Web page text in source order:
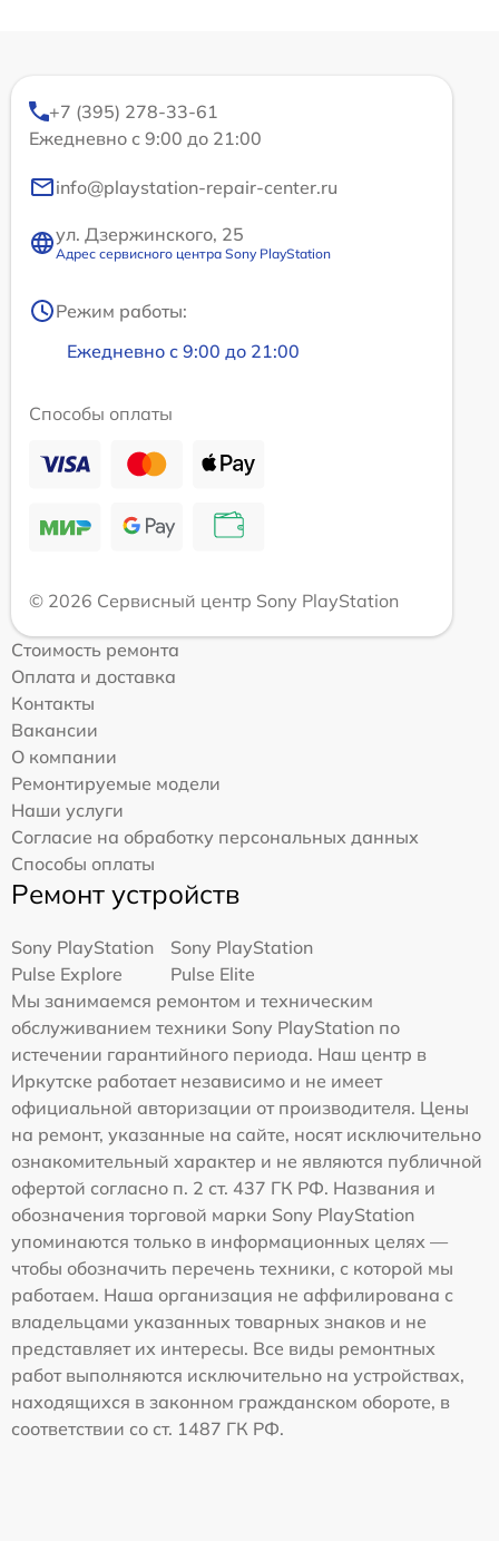
+7 (395) 278-33-61
Ежедневно с 9:00 до 21:00
info@playstation-repair-center.ru
ул. Дзержинского, 25
Адрес сервисного центра Sony PlayStation
Режим работы:
Ежедневно с 9:00 до 21:00
Способы оплаты
© 2026 Сервисный центр Sony PlayStation
Стоимость ремонта
Оплата и доставка
Контакты
Вакансии
О компании
Ремонтируемые модели
Наши услуги
Согласие на обработку персональных данных
Способы оплаты
Ремонт устройств
Sony PlayStation
Pulse Explore
Sony PlayStation
Pulse Elite
Мы занимаемся ремонтом и техническим
обслуживанием техники Sony PlayStation по
истечении гарантийного периода. Наш центр в
Иркутске работает независимо и не имеет
официальной авторизации от производителя. Цены
на ремонт, указанные на сайте, носят исключительно
ознакомительный характер и не являются публичной
офертой согласно п. 2 ст. 437 ГК РФ. Названия и
обозначения торговой марки Sony PlayStation
упоминаются только в информационных целях —
чтобы обозначить перечень техники, с которой мы
работаем. Наша организация не аффилирована с
владельцами указанных товарных знаков и не
представляет их интересы. Все виды ремонтных
работ выполняются исключительно на устройствах,
находящихся в законном гражданском обороте, в
соответствии со ст. 1487 ГК РФ.